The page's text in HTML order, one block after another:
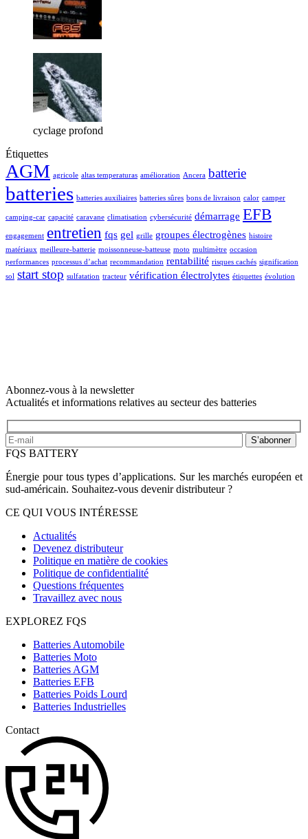
cyclage profond
Étiquettes
AGM agricole altas temperaturas amélioration Ancera batterie
batteries batteries auxiliaires batteries sûres bons de livraison calor camper
camping-car capacité caravane climatisation cybersécurité démarrage EFB
engagement entretien fqs gel grille groupes électrogènes histoire
matériaux meilleure-batterie moissonneuse-batteuse moto multimètre occasion
performances processus d’achat recommandation rentabilité risques cachés signification
sol start stop sulfatation tracteur vérification électrolytes étiquettes évolution
Abonnez-vous à la newsletter
Actualités et informations relatives au secteur des batteries
S’abonner
FQS BATTERY
Énergie pour tous types d’applications. Sur les marchés européen et
sud-américain. Souhaitez-vous devenir distributeur ?
CE QUI VOUS INTÉRESSE
Actualités
Devenez distributeur
Politique en matière de cookies
Politique de confidentialité
Questions fréquentes
Travaillez avec nous
EXPLOREZ FQS
Batteries Automobile
Batteries Moto
Batteries AGM
Batteries EFB
Batteries Poids Lourd
Batteries Industrielles
Contact